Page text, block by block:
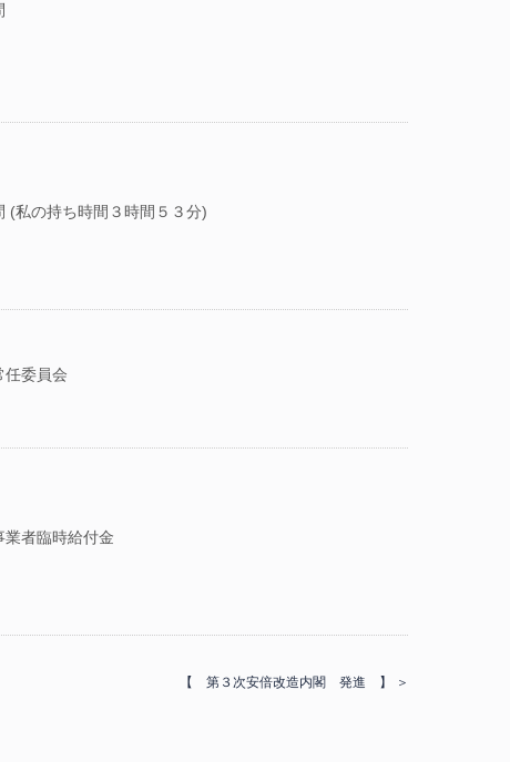
(私の持ち時間３時間５３分)
任委員会
業者臨時給付金
【 第３次安倍改造内閣 発進 】 ＞